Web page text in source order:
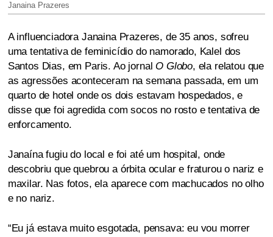
Janaina Prazeres
A influenciadora Janaina Prazeres, de 35 anos, sofreu
uma tentativa de feminicídio do namorado, Kalel dos
Santos Dias, em Paris. Ao jornal O Globo, ela relatou que
as agressões aconteceram na semana passada, em um
quarto de hotel onde os dois estavam hospedados, e
disse que foi agredida com socos no rosto e tentativa de
enforcamento.
Janaína fugiu do local e foi até um hospital, onde
descobriu que quebrou a órbita ocular e fraturou o nariz e
maxilar. Nas fotos, ela aparece com machucados no olho
e no nariz.
“Eu já estava muito esgotada, pensava: eu vou morrer